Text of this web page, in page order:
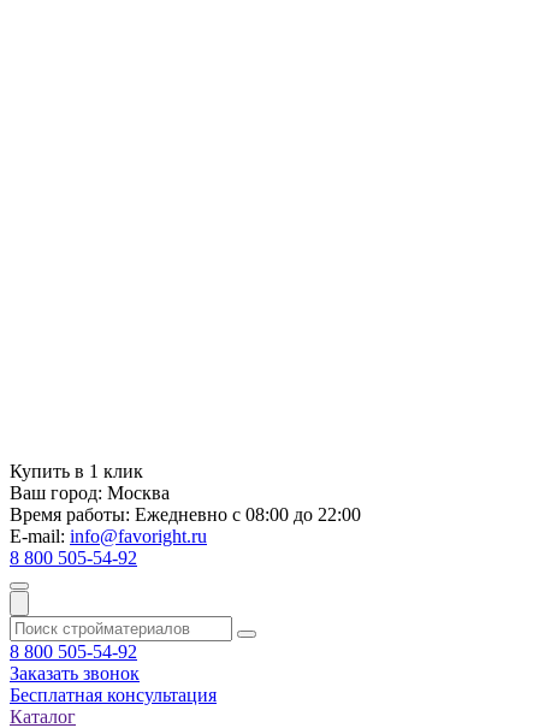
Купить в 1 клик
Ваш город: Москва
Время работы: Ежедневно с 08:00 до 22:00
E-mail: info@favoright.ru
8 800 505-54-92
8 800 505-54-92
Заказать звонок
Бесплатная консультация
Каталог